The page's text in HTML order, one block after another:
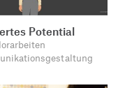
Potential